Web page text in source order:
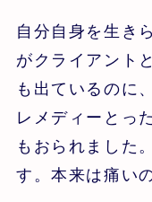
自分自身を生き
がクライアント
も出ているのに
レメディーとっ
もおられました
す。本来は痛い